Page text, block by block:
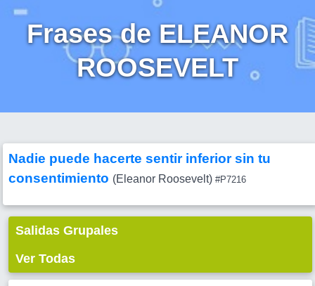
Frases de ELEANOR
ROOSEVELT
Nadie puede hacerte sentir inferior sin tu
consentimiento (Eleanor Roosevelt) #P7216
Salidas Grupales
Ver Todas